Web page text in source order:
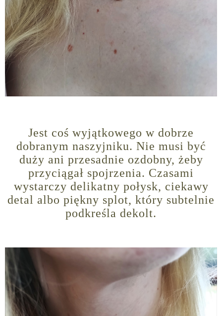
Jest coś wyjątkowego w dobrze
dobranym naszyjniku. Nie musi być
duży ani przesadnie ozdobny, żeby
przyciągał spojrzenia. Czasami
wystarczy delikatny połysk, ciekawy
detal albo piękny splot, który subtelnie
podkreśla dekolt.